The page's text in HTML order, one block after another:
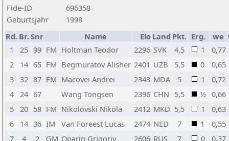
Fide-ID
696358
Geburtsjahr
1998
Rd. Br.Snr Name Elo Land Pkt. Erg. we
1
25 99 FM Holtman Teodor 2296 SVK 4,5 1
0,77
2
14 65 FM Begmuratov Alisher 2401 UZB 5,5 0
0,65
3
32 87 FM Macovei Andrei 2343 MDA 5 1
0,72
4
24 67 Wang Tongsen 2396 CHN 5,5 ½ 0,66
5
20 58 FM Nikolovski Nikola 2412 MKD 5,5 1
0,63
6
14 36 IM Van Foreest Lucas 2474 NED 7 1
0,55
7
4 2 GM Oparin Grigoriy 2606 RUS 7 0
0,37